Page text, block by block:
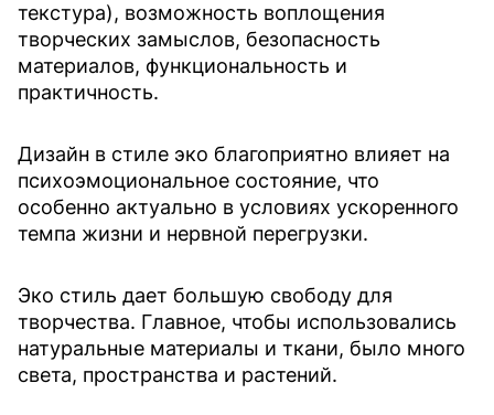
текстура), возможность воплощения
творческих замыслов, безопасность
материалов, функциональность и
практичность.
Дизайн в стиле эко благоприятно влияет на
психоэмоциональное состояние, что
особенно актуально в условиях ускоренного
темпа жизни и нервной перегрузки.
Эко стиль дает большую свободу для
творчества. Главное, чтобы использовались
натуральные материалы и ткани, было много
света, пространства и растений.